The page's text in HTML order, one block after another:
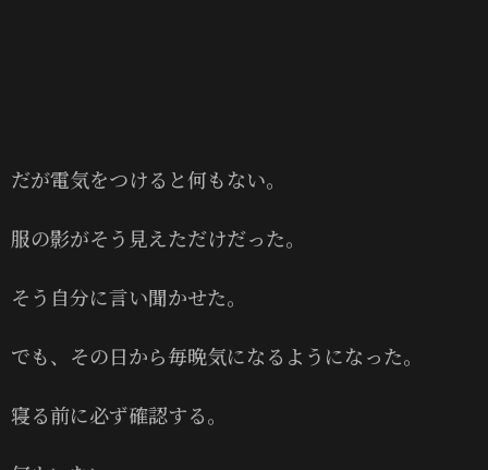
だが電気をつけると何もない。
服の影がそう見えただけだった。
そう自分に言い聞かせた。
でも、その日から毎晩気になるようになった。
寝る前に必ず確認する。